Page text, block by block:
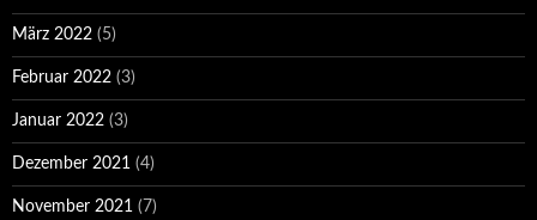
März 2022 (5)
Februar 2022 (3)
Januar 2022 (3)
Dezember 2021 (4)
November 2021 (7)